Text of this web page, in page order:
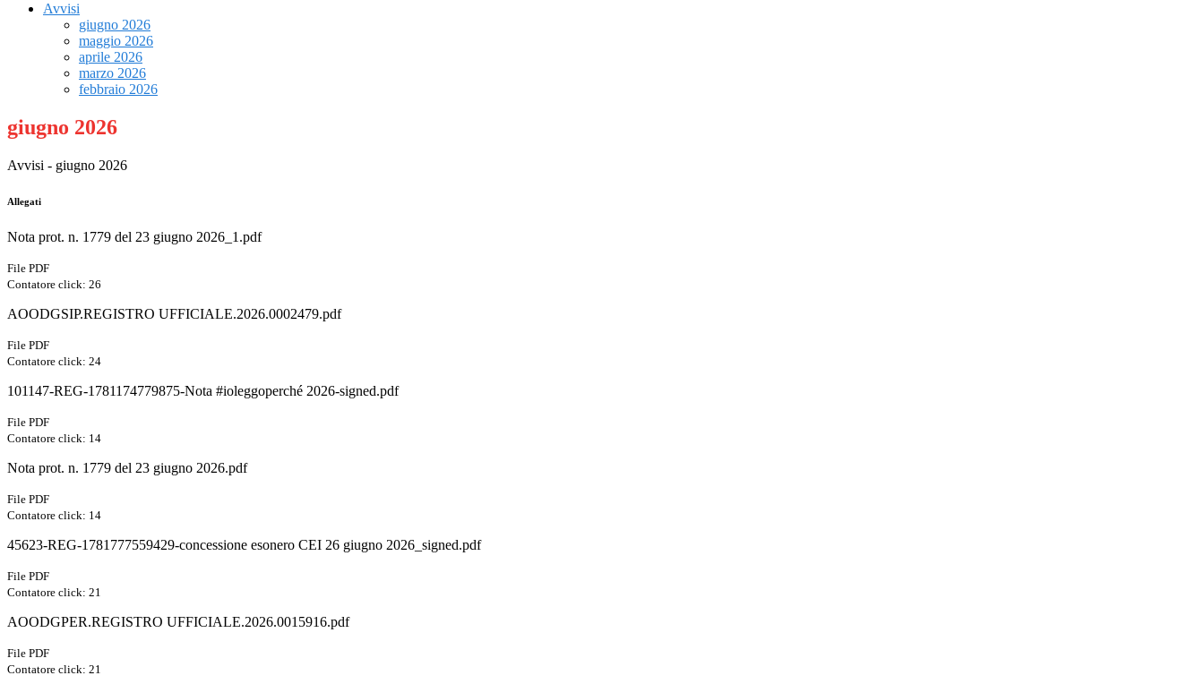
Avvisi
giugno 2026
maggio 2026
aprile 2026
marzo 2026
febbraio 2026
giugno 2026
Avvisi - giugno 2026
Allegati
Nota prot. n. 1779 del 23 giugno 2026_1.pdf
File PDF
Contatore click: 26
AOODGSIP.REGISTRO UFFICIALE.2026.0002479.pdf
File PDF
Contatore click: 24
101147-REG-1781174779875-Nota #ioleggoperché 2026-signed.pdf
File PDF
Contatore click: 14
Nota prot. n. 1779 del 23 giugno 2026.pdf
File PDF
Contatore click: 14
45623-REG-1781777559429-concessione esonero CEI 26 giugno 2026_signed.pdf
File PDF
Contatore click: 21
AOODGPER.REGISTRO UFFICIALE.2026.0015916.pdf
File PDF
Contatore click: 21